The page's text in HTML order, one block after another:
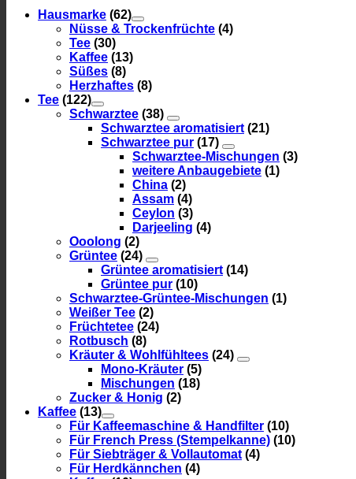
Hausmarke (62)
Nüsse & Trockenfrüchte (4)
Tee (30)
Kaffee (13)
Süßes (8)
Herzhaftes (8)
Tee (122)
Schwarztee (38)
Schwarztee aromatisiert (21)
Schwarztee pur (17)
Schwarztee-Mischungen (3)
weitere Anbaugebiete (1)
China (2)
Assam (4)
Ceylon (3)
Darjeeling (4)
Ooolong (2)
Grüntee (24)
Grüntee aromatisiert (14)
Grüntee pur (10)
Schwarztee-Grüntee-Mischungen (1)
Weißer Tee (2)
Früchtetee (24)
Rotbusch (8)
Kräuter & Wohlfühltees (24)
Mono-Kräuter (5)
Mischungen (18)
Zucker & Honig (2)
Kaffee (13)
Für Kaffeemaschine & Handfilter (10)
Für French Press (Stempelkanne) (10)
Für Siebträger & Vollautomat (4)
Für Herdkännchen (4)